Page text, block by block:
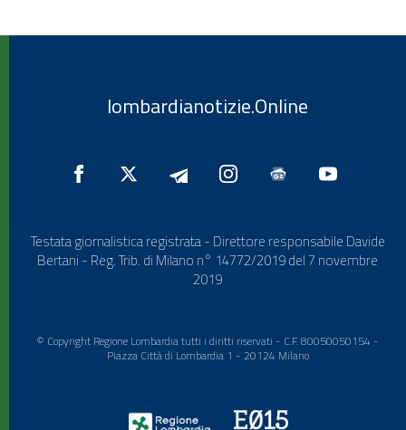
lombardianotizie.Online
Testata giornalistica registrata - Direttore responsabile Davide
Bertani - Reg. Trib. di Milano n° 14772/2019 del 7 novembre
2019
© Copyright Regione Lombardia tutti i diritti riservati - C.F. 80050050154 -
Piazza Città di Lombardia 1 - 20124 Milano